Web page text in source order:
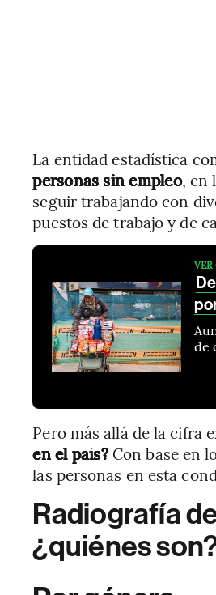
La entidad estadística
personas sin empleo, en
seguir trabajando con
puestos de trabajo y de
VER
de
Pero más allá de la cifra
en el país?Con base en
las personas en esta
Radiografía
¿quiénes